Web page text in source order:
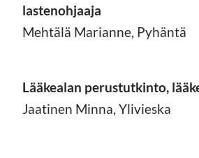
lastenohjaaja
Mehtälä Marianne, Pyhäntä
Lääkealan perustutkinto,
Jaatinen Minna, Ylivieska